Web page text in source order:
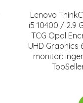
Lenovo
i5 10400 / 2.9
TCG Opal
UHD Graphics
monitor: